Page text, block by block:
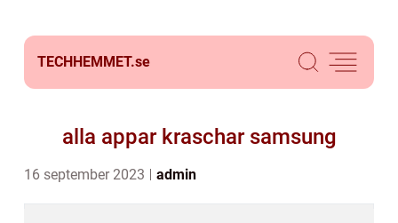
TECHHEMMET.se
alla appar kraschar samsung
16 september 2023 admin